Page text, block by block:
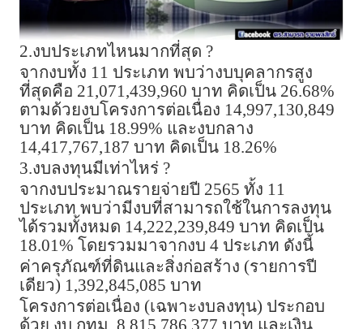
2.งบประเภทไหนมากที่สุด ?
จากงบทั้ง 11 ประเภท พบว่างบบุคลากรสูง
ที่สุดคือ 21,071,439,960 บาท คิดเป็น 26.68%
ตามด้วยงบโครงการต่อเนื่อง 14,997,130,849
บาท คิดเป็น 18.99% และงบกลาง
14,417,767,187 บาท คิดเป็น 18.26%
3.งบลงทุนมีเท่าไหร่ ?
จากงบประมาณรายจ่ายปี 2565 ทั้ง 11
ประเภท พบว่ามีงบที่สามารถใช้ในการลงทุน
ได้รวมทั้งหมด 14,222,239,849 บาท คิดเป็น
18.01% โดยรวมมาจากงบ 4 ประเภท ดังนี้
ค่าครุภัณฑ์ที่ดินและสิ่งก่อสร้าง (รายการปี
เดียว) 1,392,845,085 บาท
โครงการต่อเนื่อง (เฉพาะงบลงทุน) ประกอบ
ด้วย งบ กทม. 8,815,786,377 บาท และเงิน